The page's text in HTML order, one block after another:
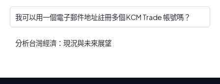
我可以用一個電子郵件地址註冊多個 KCM Trade 帳號嗎？
分析台灣經濟：現況與未來展望